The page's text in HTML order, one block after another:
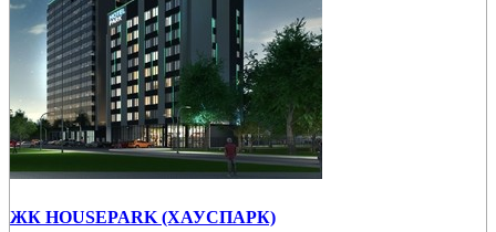
ЖК HOUSEPARK (ХАУСПАРК)